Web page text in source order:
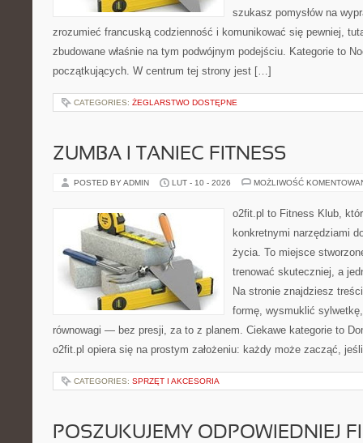
szukasz pomysłów na
zrozumieć francuską codzienność i komunikować się pewniej,
zbudowane właśnie na tym podwójnym podejściu. Kategorie to
początkujących. W centrum tej strony jest […]
CATEGORIES: ŻEGLARSTWO DOSTĘPNE
ZUMBA I TANIEC FITNESS
POSTED BY ADMIN LUT - 10 - 2026 MOŻLIWOŚĆ
o2fit.pl to Fitness Klub,
konkretnymi narzędziami
życia. To miejsce
trenować skuteczniej, a
Na stronie znajdziesz
formę, wysmuklić
równowagi — bez presji, za to z planem. Ciekawe kategorie to
o2fit.pl opiera się na prostym założeniu: każdy może zacząć,
CATEGORIES: SPRZĘT I AKCESORIA
POSZUKUJEMY ODPOWIEDNIEJ